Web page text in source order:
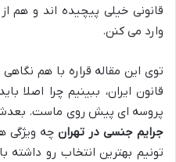
قانونی خیلی پیچیده اند و هم
وارد می کنن.
توی این مقاله قراره با هم
قانون ایران، ببینیم چرا
پروسه ای پیش روی ماست.
جرایم جنسی در تهران چه ویژگی
تونیم بهترین انتخاب رو داشته